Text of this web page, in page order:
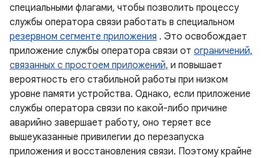
специальными флагами, чтобы позволить процессу
службы оператора связи работать в специальном
резервном сегменте приложения . Это освобождает
приложение службы оператора связи от ограничений,
связанных с простоем приложений, и повышает
вероятность его стабильной работы при низком
уровне памяти устройства. Однако, если приложение
службы оператора связи по какой-либо причине
аварийно завершает работу, оно теряет все
вышеуказанные привилегии до перезапуска
приложения и восстановления связи. Поэтому крайне